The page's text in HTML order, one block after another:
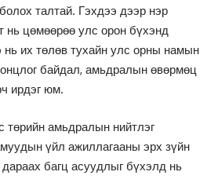
талтай. Гэхдээ дээр нэр
нь цөмөөрөө улс орон бүхэнд
их төлөв тухайн улс орны намын
байдал, амьдралын өвөрмөц
ирдэг юм.
төрийн амьдралын нийтлэг
үйл ажиллагааны эрх зүйн
багц асуудлыг бүхэлд нь